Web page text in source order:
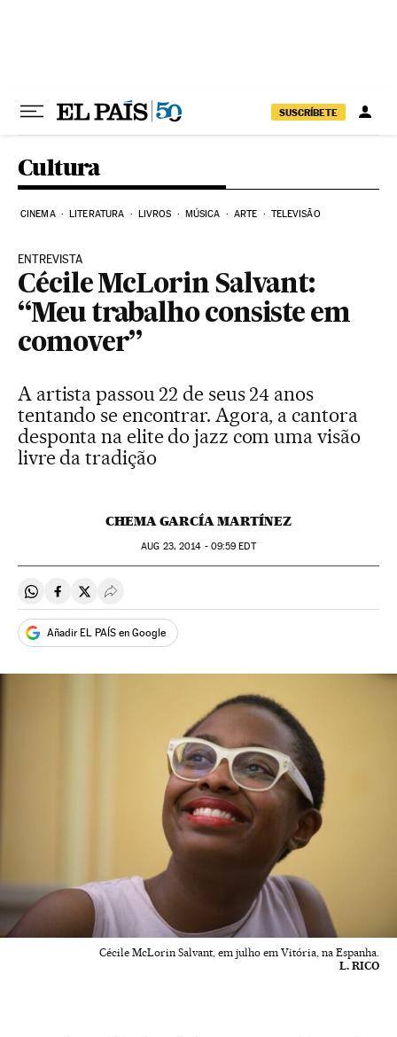
SUSCRÍBETE
Cultura
CINEMA LITERATURA LIVROS MÚSICA ARTE TELEVISÃO
ENTREVISTA
Cécile McLorin Salvant:
“Meu trabalho consiste em
comover”
A artista passou 22 de seus 24 anos
tentando se encontrar. Agora, a cantora
desponta na elite do jazz com uma visão
livre da tradição
CHEMA GARCÍA MARTÍNEZ
AUG 23, 2014 - 09:59 EDT
Compartir en Whatsapp
Compartir en Facebook
Compartir en Twitter
Desplegar Redes Sociales
Añadir EL PAÍS en Google
Cécile McLorin Salvant, em julho em Vitória, na Espanha.
L. RICO